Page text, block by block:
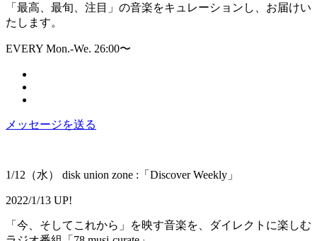
「最高、最旬、注目」の音楽をキュレーションし、お届けい
たします。
EVERY Mon.-We. 26:00〜
メッセージを送る
1/12（水） disk union zone :「Discover Weekly」
2022/1/13 UP!
「今、そしてこれから」を映す音楽を、ダイレクトに楽しむ